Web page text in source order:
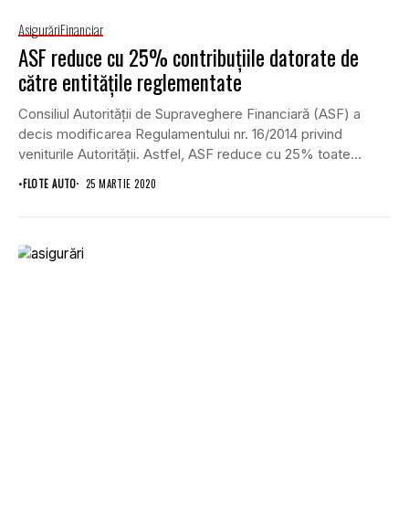
AsigurăriFinanciar
ASF reduce cu 25% contribuţiile datorate de
către entităţile reglementate
Consiliul Autorităţii de Supraveghere Financiară (ASF) a
decis modificarea Regulamentului nr. 16/2014 privind
veniturile Autorităţii. Astfel, ASF reduce cu 25% toate
•FLOTE AUTO 25 MARTIE 2020